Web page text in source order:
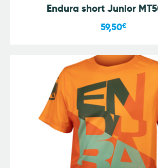
Endura short Junior
59,50€